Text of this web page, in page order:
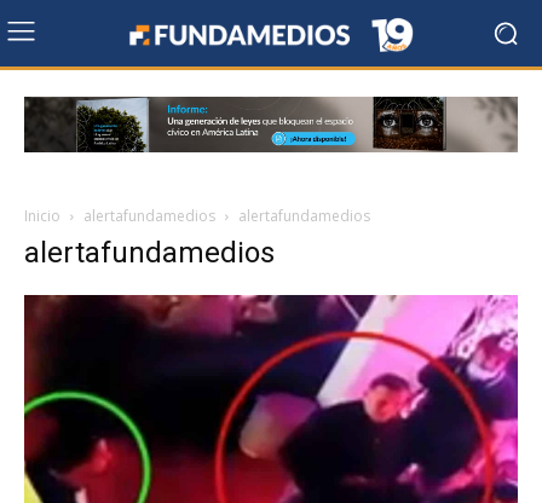
Inicio alertafundamedios alertafundamedios
alertafundamedios